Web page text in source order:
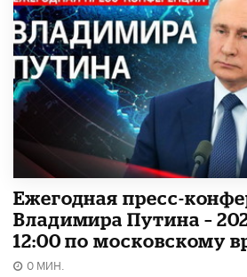
Ежегодная пресс-
Владимира Путина –
12:00 по московскому
0 МИН.